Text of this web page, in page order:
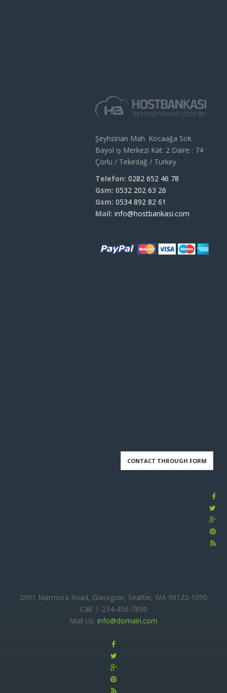
Şeyhsinan Mah. Kocaağa Sok.
Bayol iş Merkezi Kat: 2 Daire : 74
Çorlu / Tekirdağ / Turkey
Telefon: 0282 652 46 78
Gsm: 0532 202 63 26
Gsm: 0534 892 82 61
Mail: info@hostbankasi.com
CONTACT THROUGH FORM
2901 Marmora Road, Glassgow, Seattle, WA 98122-1090
Call: 1-234-456-7890
Mail Us: info@domain.com